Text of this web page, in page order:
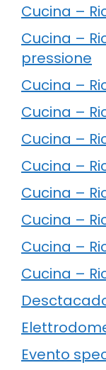
Cucina –
Cucina –
pressione
Cucina –
Cucina –
Cucina –
Cucina –
Cucina –
Cucina –
Cucina –
Cucina –
Evento